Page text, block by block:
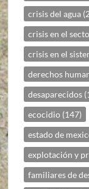
crisis del agua
crisis en el
crisis en el
derechos
desaparecidos
ecocidio (147)
estado de
explotación y
familiares de